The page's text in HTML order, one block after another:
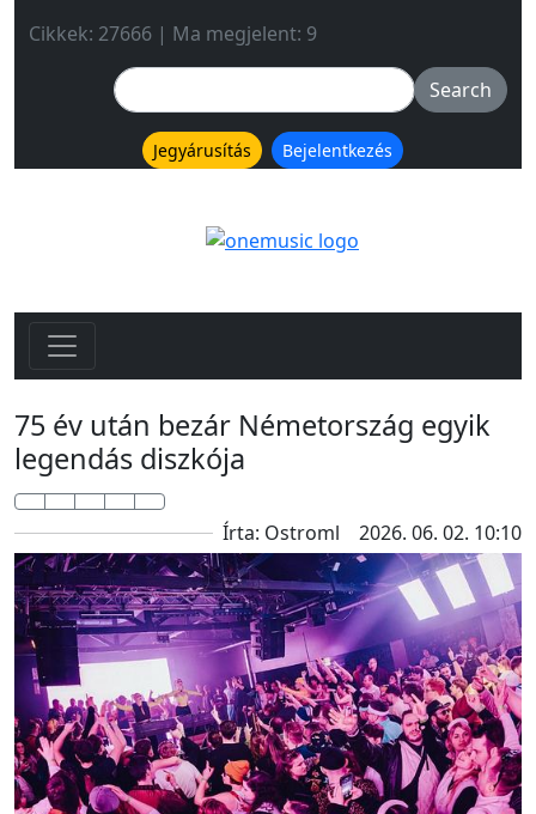
Cikkek: 27666 | Ma megjelent: 9
Jegyárusítás Bejelentkezés
75 év után bezár Németország egyik
legendás diszkója
Írta: Ostroml 2026. 06. 02. 10:10